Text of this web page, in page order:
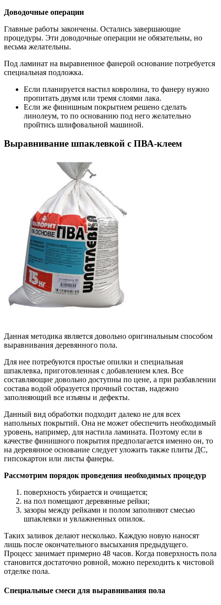
Доводочные операции
Главные работы закончены. Остались завершающие
процедуры. Эти доводочные операции не обязательны, но
весьма желательны.
Под ламинат на выравненное фанерой основание потребуется
специальная подложка.
Если планируется настил ковролина, то фанеру нужно
пропитать двумя или тремя слоями лака.
Если же финишным покрытием решено сделать
линолеум, то по основанию под него желательно
пройтись шлифовальной машиной.
Выравнивание шпаклевкой с ПВА-клеем
Данная методика является довольно оригинальным способом
выравнивания деревянного пола.
Для нее потребуются простые опилки и специальная
шпаклевка, приготовленная с добавлением клея. Все
составляющие довольно доступны по цене, а при разбавлении
состава водой образуется прочный состав, надежно
заполняющий все изъяны и дефекты.
Данный вид обработки подходит далеко не для всех
напольных покрытий. Она не может обеспечить необходимый
уровень, например, для настила ламината. Поэтому если в
качестве финишного покрытия предполагается именно он, то
на деревянное основание следует уложить также плиты ДС,
гипсокартон или листы фанеры.
Рассмотрим порядок проведения необходимых процедур
поверхность убирается и очищается;
на пол помещают деревянные рейки;
зазоры между рейками и полом заполняют смесью
шпаклевки и увлажненных опилок.
Таких заливок делают несколько. Каждую новую наносят
лишь после окончательного высыхания предыдущего.
Процесс занимает примерно 48 часов. Когда поверхность пола
становится достаточно ровной, можно переходить к чистовой
отделке пола.
Специальные смеси для выравнивания пола